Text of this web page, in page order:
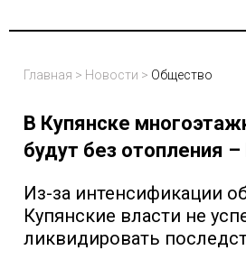
Главная > Новости > Общество
В Купянске
будут без отопления
Из-за интенсификации
Купянские власти не
ликвидировать